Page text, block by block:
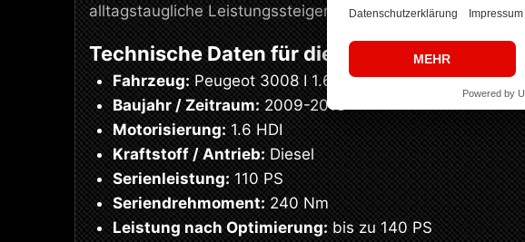
alltagstaugliche Leistungssteigerung mit stimmiger
Technische Daten für dieses Setup
Fahrzeug: Peugeot 3008 I 1.6 HDI
Baujahr / Zeitraum: 2009-2013
Motorisierung: 1.6 HDI
Kraftstoff / Antrieb:Diesel
Serienleistung: 110 PS
Seriendrehmoment: 240 Nm
Leistung nach Optimierung: bis zu 140 PS